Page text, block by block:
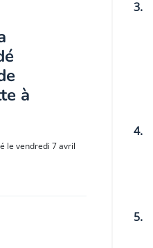
à
le vendredi 7 avril
3.
4.
5.